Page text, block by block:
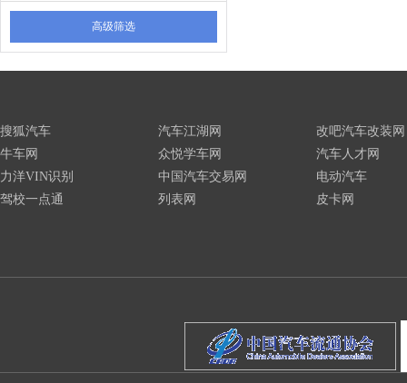
高级筛选
搜狐汽车
牛车网
力洋VIN识别
驾校一点通
汽车江湖网
众悦学车网
中国汽车交易网
列表网
改吧汽车改装网
汽车人才网
电动汽车
皮卡网